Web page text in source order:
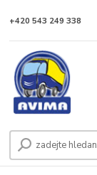
+420 543 249 338